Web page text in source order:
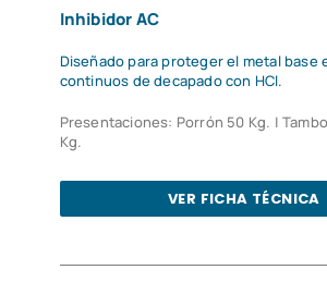
Inhibidor AC
Diseñado para proteger el metal base
continuos de decapado con HCl.
Presentaciones: Porrón 50 Kg. |
Kg.
VER FICHA TÉCNICA